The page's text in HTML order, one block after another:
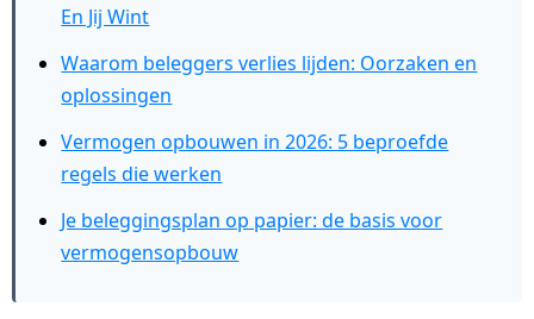
En Jij Wint
Waarom beleggers verlies lijden: Oorzaken en
oplossingen
Vermogen opbouwen in 2026: 5 beproefde
regels die werken
Je beleggingsplan op papier: de basis voor
vermogensopbouw